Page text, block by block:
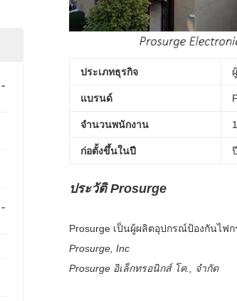
ประเภทธุรกิจ
แบรนด์
จำนวนพนักงาน
ก่อตั้งขึ้นในปี
ประวัติ Prosurge
Prosurge เป็นผู้ผลิตอุปกรณ์ป้องกันไฟ
Prosurge, Inc
Prosurge อิเล็กทรอนิกส์ โค., จำกัด
-
-